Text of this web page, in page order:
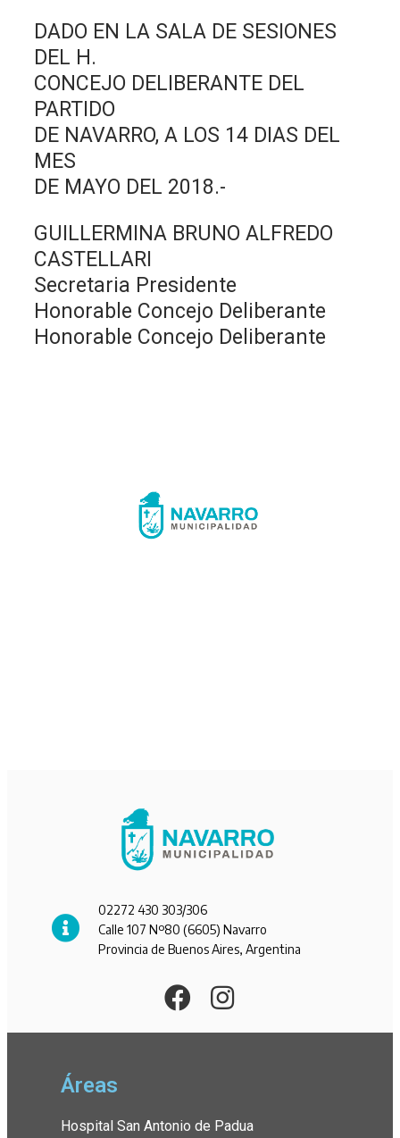
DADO EN LA SALA DE SESIONES
DEL H.
CONCEJO DELIBERANTE DEL
PARTIDO
DE NAVARRO, A LOS 14 DIAS DEL
MES
DE MAYO DEL 2018.-
GUILLERMINA BRUNO ALFREDO
CASTELLARI
Secretaria Presidente
Honorable Concejo Deliberante
Honorable Concejo Deliberante
02272 430 303/306
Calle 107 Nº80 (6605) Navarro
Provincia de Buenos Aires, Argentina
Áreas
Hospital San Antonio de Padua